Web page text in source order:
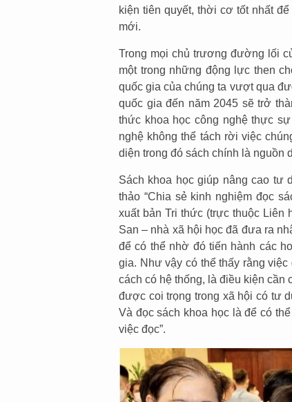
kiện tiên quyết, thời cơ tốt nhất
mới.
Trong mọi chủ trương đường lối
một trong những động lực then
quốc gia của chúng ta vượt qua
quốc gia đến năm 2045 sẽ trở
thức khoa học công nghệ thực
nghệ không thể tách rời việc
diện trong đó sách chính là nguồn
Sách khoa học giúp nâng cao tư
thảo “Chia sẻ kinh nghiệm đọc
xuất bản Tri thức (trực thuộc Liên
San – nhà xã hội học đã đưa ra
để có thể nhờ đó tiến hành các
gia. Như vậy có thể thấy rằng
cách có hệ thống, là điều kiện
được coi trọng trong xã hội có tư
Và đọc sách khoa học là để có
việc đọc”.